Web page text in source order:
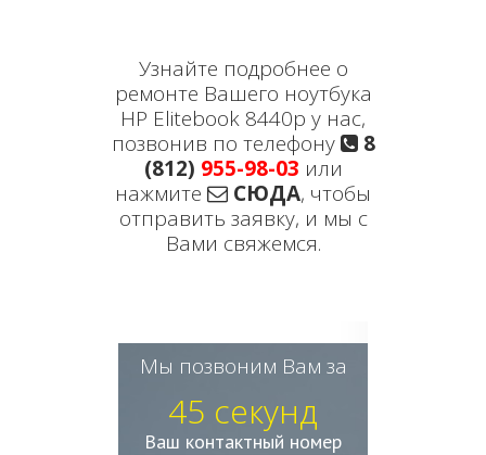
Узнайте подробнее о
ремонте Вашего ноутбука
HP Elitebook 8440p у нас,
позвонив по телефону
8
(812) 955-98-03 или
нажмите
СЮДА, чтобы
отправить заявку, и мы с
Вами свяжемся.
Мы позвоним Вам за
45 секунд
Ваш контактный номер